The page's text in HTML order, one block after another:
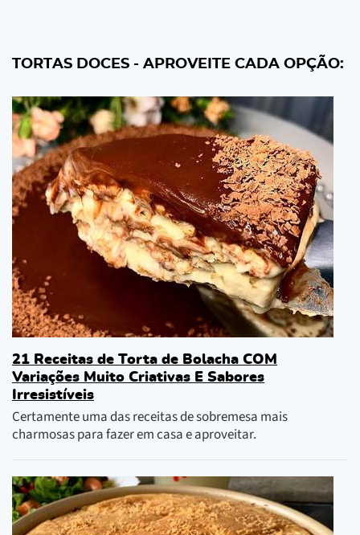
TORTAS DOCES - APROVEITE CADA OPÇÃO:
21 Receitas de Torta de Bolacha COM
Variações Muito Criativas E Sabores
Irresistíveis
Certamente uma das receitas de sobremesa mais
charmosas para fazer em casa e aproveitar.